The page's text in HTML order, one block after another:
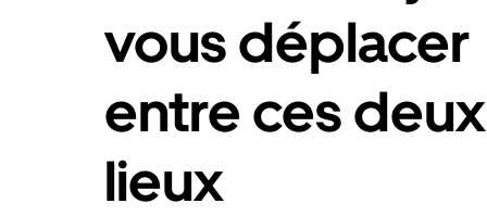
vous déplacer
entre ces deux
lieux